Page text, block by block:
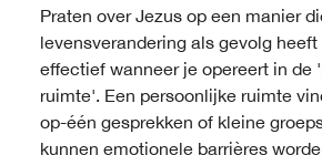
Praten over Jezus op een manier
levensverandering als gevolg
effectief wanneer je opereert in de
ruimte'. Een persoonlijke ruimte
op-één gesprekken of kleine
kunnen emotionele barrières